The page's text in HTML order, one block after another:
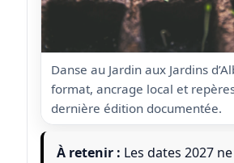
Danse au Jardin aux Jardins
format, ancrage local et
dernière édition documentée.
À retenir : Les dates 2027